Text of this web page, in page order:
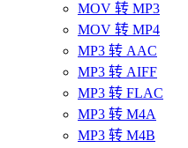
MOV 转 MP3
MOV 转 MP4
MP3 转 AAC
MP3 转 AIFF
MP3 转 FLAC
MP3 转 M4A
MP3 转 M4B